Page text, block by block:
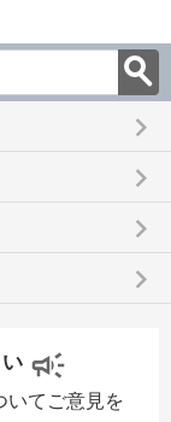
keyboard_arrow_right
keyboard_arrow_right
keyboard_arrow_right
keyboard_arrow_right
いてご意見を